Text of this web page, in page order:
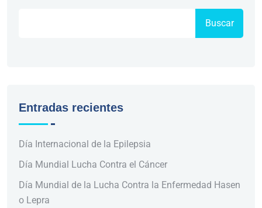
Buscar
Entradas recientes
Día Internacional de la Epilepsia
Día Mundial Lucha Contra el Cáncer
Día Mundial de la Lucha Contra la Enfermedad Hasen
o Lepra